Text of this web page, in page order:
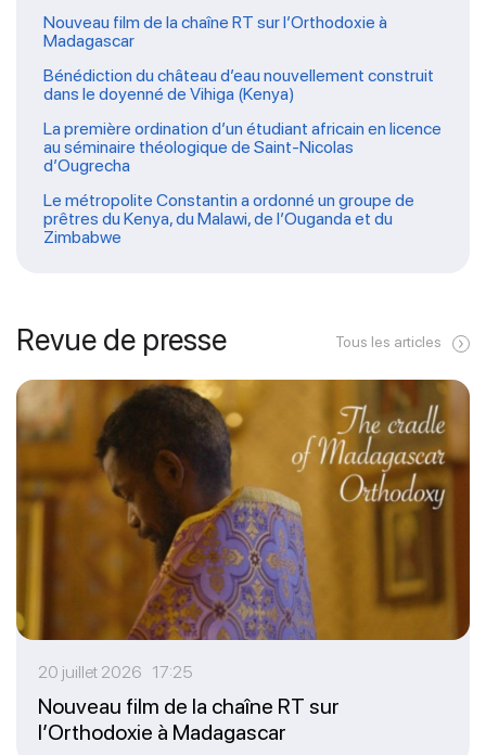
Nouveau film de la chaîne RT sur l’Orthodoxie à
Madagascar
Bénédiction du château d’eau nouvellement construit
dans le doyenné de Vihiga (Kenya)
La première ordination d’un étudiant africain en licence
au séminaire théologique de Saint-Nicolas
d’Ougrecha
Le métropolite Constantin a ordonné un groupe de
prêtres du Kenya, du Malawi, de l’Ouganda et du
Zimbabwe
Revue de presse Tous les articles
20 juillet 2026 17:25
Nouveau film de la chaîne RT sur
l’Orthodoxie à Madagascar